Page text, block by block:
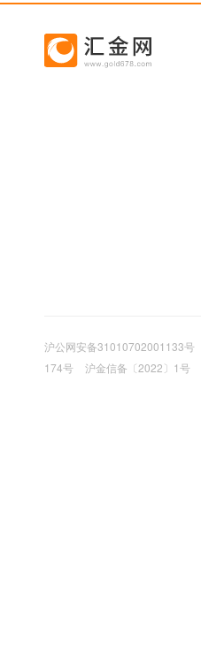
沪公网安备31010702001133号
174号
沪金信备〔2022〕1号